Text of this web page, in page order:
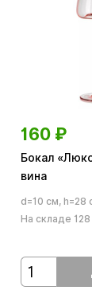
160 ₽
Бокал
вина
d=10 см, h=28
На складе 128